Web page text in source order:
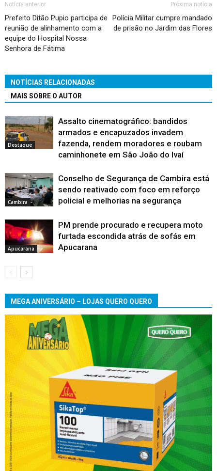
Notícia anterior
Prefeito Ditão Pupio participa de
reunião de alinhamento com a
equipe do Hospital Nossa
Senhora de Fátima
Próxima notícia
Polícia Militar cumpre mandado
de prisão no Jardim das Flores
NOTÍCIAS RELACIONADAS
MAIS SOBRE O AUTOR
Destaque
Assalto cinematográfico: bandidos
armados e encapuzados invadem
fazenda, rendem moradores e roubam
caminhonete em São João do Ivaí
Cambira
Conselho de Segurança de Cambira está
sendo reativado com foco em reforço
policial e melhorias na segurança
Apucarana
PM prende procurado e recupera moto
furtada escondida atrás de sofás em
Apucarana
MEGA ANIVERSÁRIO – LOJAS QUERO QUERO